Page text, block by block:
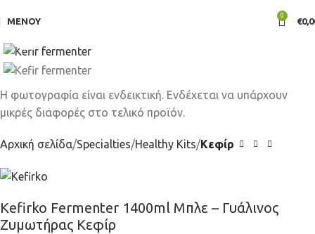
ΜΕΝΟΎ
0
€
Αρχική σελίδα Specialties Healthy Kits Κεφίρ
Kefirko Fermenter 1400ml Μπλε – Γυάλινος
Ζυμωτήρας Κεφίρ